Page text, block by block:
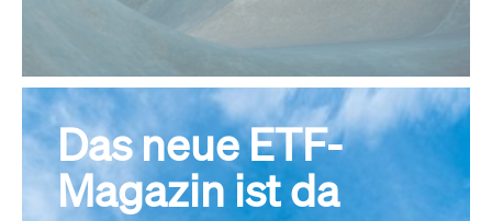
Alle Events
Das neue ETF-
Magazin ist da